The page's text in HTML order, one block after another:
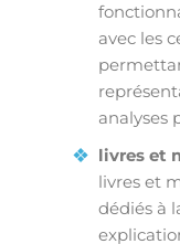
avec les
analyses
livres et
livres et
dédiés à